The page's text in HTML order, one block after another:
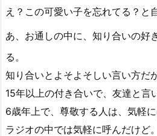
え？この可愛い子を忘れてる？と
あ、お通しの中に、知り合いの好
る。
知り合いとよそよそしい言い方だが
15年以上の付き合いで、友達と言
6歳年上で、尊敬する人は、気軽に
ラジオの中では気軽に呼んだけど